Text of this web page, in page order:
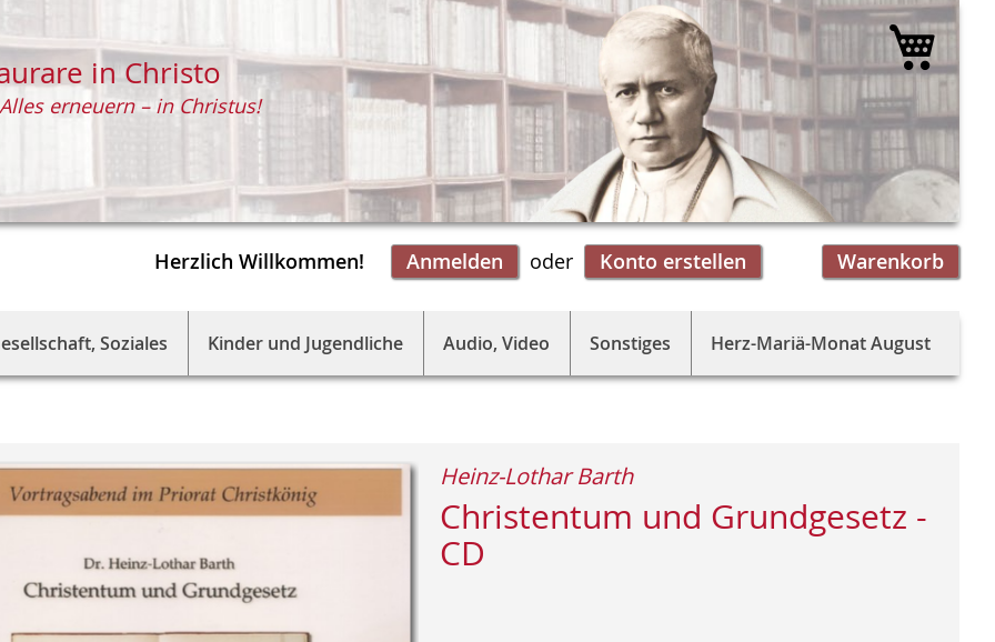
Herzlich Willkommen! Anmelden Warenkorb
Konto erstellen
in Christo
Alles erneuern – in Christus!
Mein
Soziales Kinder und Jugendliche Audio, Video Sonstiges Herz-Mariä-Monat August
Christentum und Grundgesetz -
CD
Heinz-Lothar Barth